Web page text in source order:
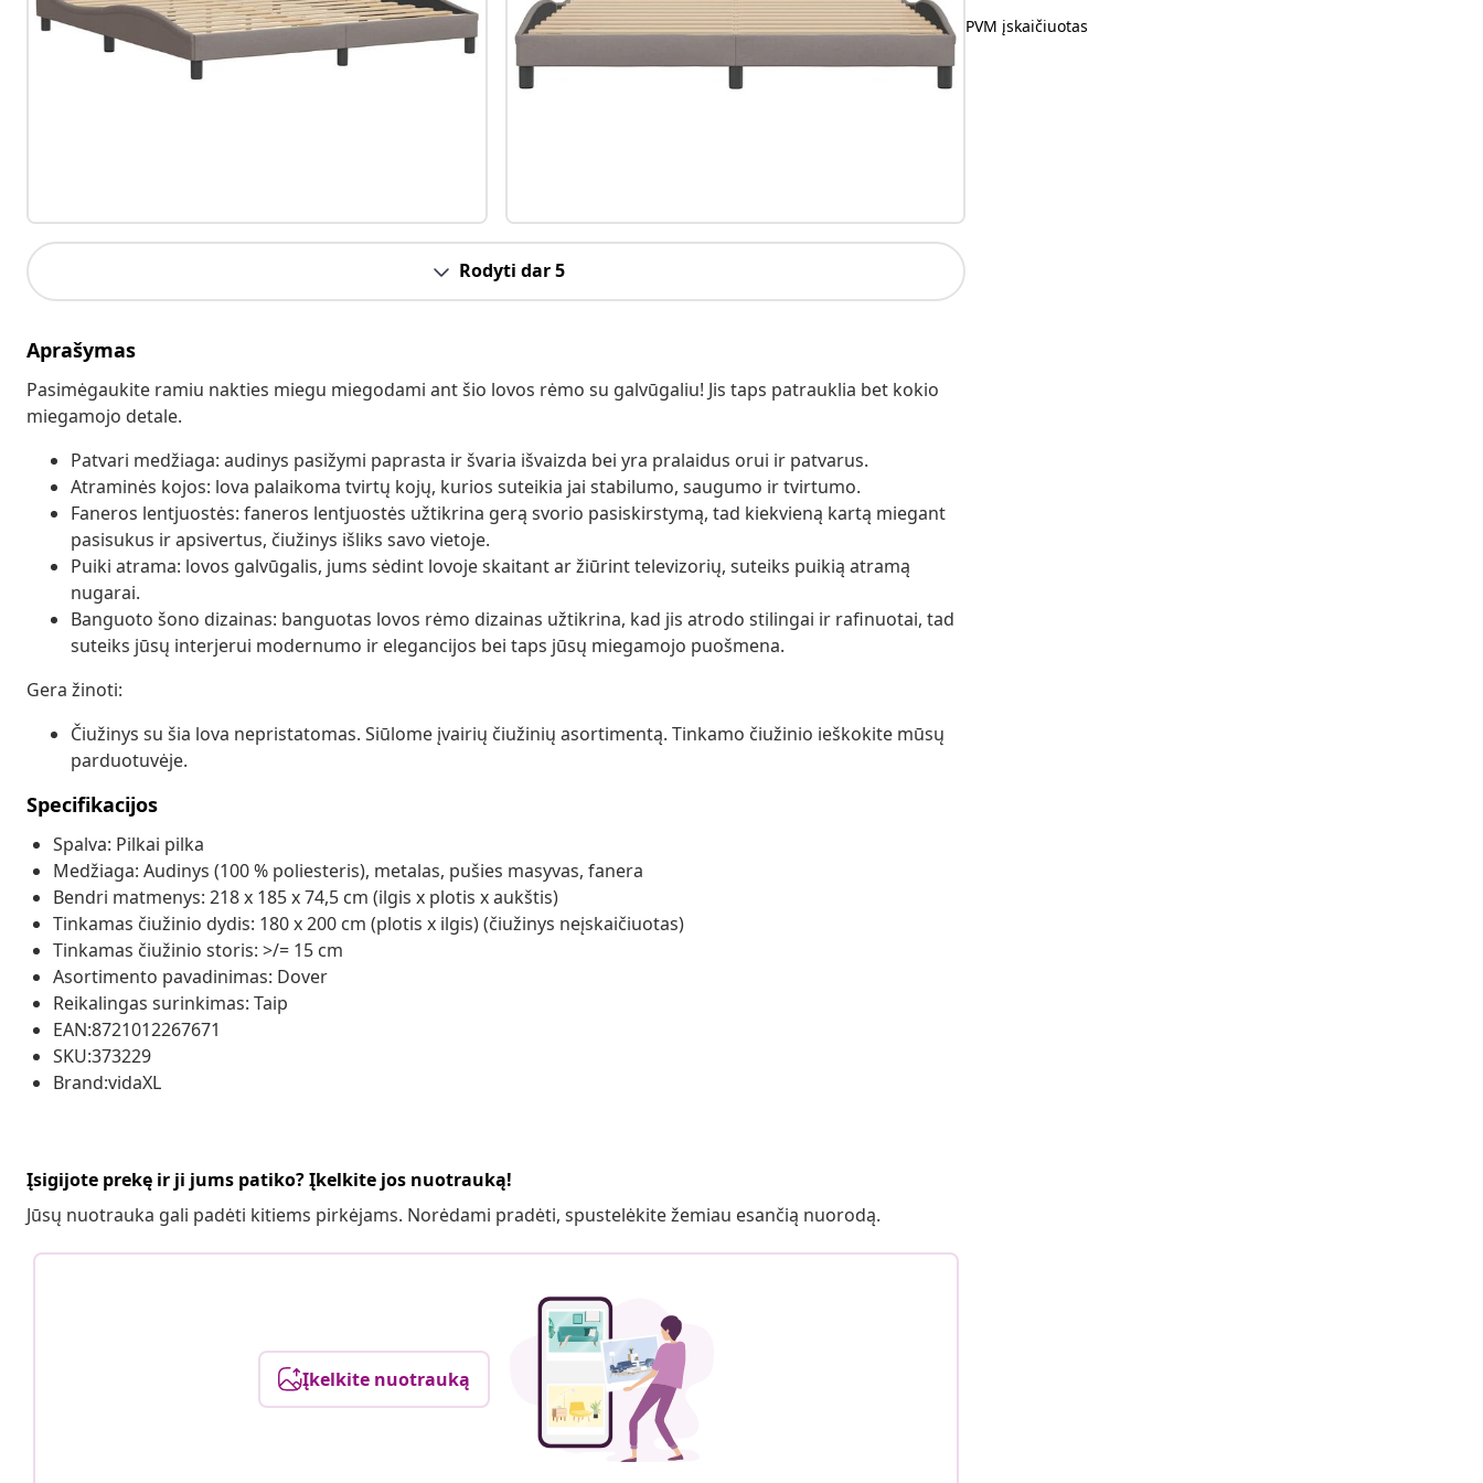
Rodyti dar 5
Aprašymas
Pasimėgaukite ramiu nakties miegu miegodami ant šio lovos rėmo su galvūgaliu! Jis taps patrauklia bet kokio
miegamojo detale.
Patvari medžiaga: audinys pasižymi paprasta ir švaria išvaizda bei yra pralaidus orui ir patvarus.
Atraminės kojos: lova palaikoma tvirtų kojų, kurios suteikia jai stabilumo, saugumo ir tvirtumo.
Faneros lentjuostės: faneros lentjuostės užtikrina gerą svorio pasiskirstymą, tad kiekvieną kartą miegant
pasisukus ir apsivertus, čiužinys išliks savo vietoje.
Puiki atrama: lovos galvūgalis, jums sėdint lovoje skaitant ar žiūrint televizorių, suteiks puikią atramą
nugarai.
Banguoto šono dizainas: banguotas lovos rėmo dizainas užtikrina, kad jis atrodo stilingai ir rafinuotai, tad
suteiks jūsų interjerui modernumo ir elegancijos bei taps jūsų miegamojo puošmena.
Gera žinoti:
Čiužinys su šia lova nepristatomas. Siūlome įvairių čiužinių asortimentą. Tinkamo čiužinio ieškokite mūsų
parduotuvėje.
Specifikacijos
Spalva: Pilkai pilka
Medžiaga: Audinys (100 % poliesteris), metalas, pušies masyvas, fanera
Bendri matmenys: 218 x 185 x 74,5 cm (ilgis x plotis x aukštis)
Tinkamas čiužinio dydis: 180 x 200 cm (plotis x ilgis) (čiužinys neįskaičiuotas)
Tinkamas čiužinio storis: >/= 15 cm
Asortimento pavadinimas: Dover
Reikalingas surinkimas: Taip
EAN:8721012267671
SKU:373229
Brand:vidaXL
Įsigijote prekę ir ji jums patiko? Įkelkite jos nuotrauką!
Jūsų nuotrauka gali padėti kitiems pirkėjams. Norėdami pradėti, spustelėkite žemiau esančią nuorodą.
Įkelkite nuotrauką
PVM įskaičiuotas